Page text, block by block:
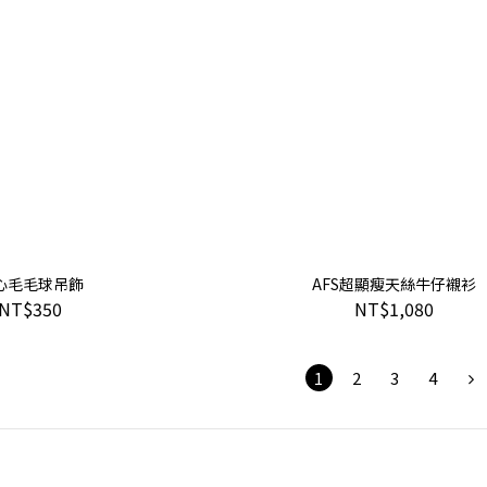
毛毛球吊飾 AFS超顯瘦天絲牛仔襯衫
NT$1,080
1 2 3 4